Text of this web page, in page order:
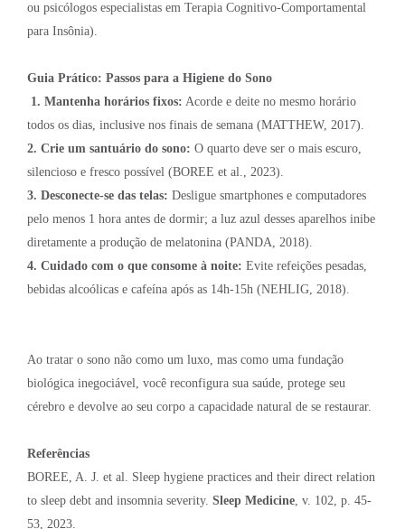
ou psicólogos especialistas em Terapia Cognitivo-Comportamental
para Insônia).
Guia Prático: Passos para a Higiene do Sono
1. Mantenha horários fixos: Acorde e deite no mesmo horário
todos os dias, inclusive nos finais de semana (MATTHEW, 2017).
2. Crie um santuário do sono: O quarto deve ser o mais escuro,
silencioso e fresco possível (BOREE et al., 2023).
3. Desconecte-se das telas: Desligue smartphones e computadores
pelo menos 1 hora antes de dormir; a luz azul desses aparelhos inibe
diretamente a produção de melatonina (PANDA, 2018).
4. Cuidado com o que consome à noite: Evite refeições pesadas,
bebidas alcoólicas e cafeína após as 14h-15h (NEHLIG, 2018).
Ao tratar o sono não como um luxo, mas como uma fundação
biológica inegociável, você reconfigura sua saúde, protege seu
cérebro e devolve ao seu corpo a capacidade natural de se restaurar.
Referências
BOREE, A. J. et al. Sleep hygiene practices and their direct relation
to sleep debt and insomnia severity. Sleep Medicine, v. 102, p. 45-
53, 2023.